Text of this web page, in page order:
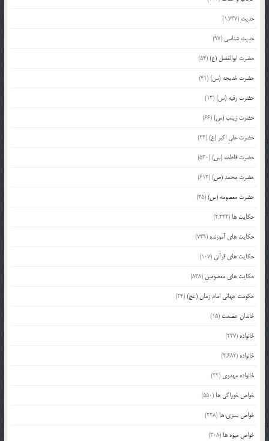
حدیث (1,737)
حدیث شناسی (97)
حضرت ابوالفضل (ع)(54)
حضرت خدیجه (س)(41)
حضرت رقیه (س)(13)
حضرت زینب (س)(66)
حضرت علی اکبر (ع)(23)
حضرت فاطمه (س)(530)
حضرت محمد (ص)(613)
حضرت معصومه (س)(45)
حکایت ها (2,244)
حکایت های آموزنده (749)
حکایت های قرآنی (107)
حکایت های معصومین (838)
حکومت جهانی امام زمان (عج)(24)
خاندان عصمت (15)
خانواده (227)
خانواده (2,682)
خانواده مهدوی (22)
خواص خوراکی ها (550)
خواص سبزی ها (228)
خواص میوه ها (308)